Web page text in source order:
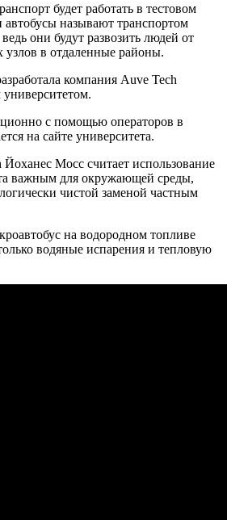
будет работать в тестовом
называют транспортом
они будут развозить людей от
в отдаленные районы.
компания Auve Tech
с помощью операторов в
на сайте университета.
Мосс считает использование
важным для окружающей среды,
чистой заменой частным
на водородном топливе
водяные испарения и тепловую